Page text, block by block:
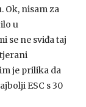
Ok, nisam za
u
se ne sviđa taj
je prilika da
ESC s 30